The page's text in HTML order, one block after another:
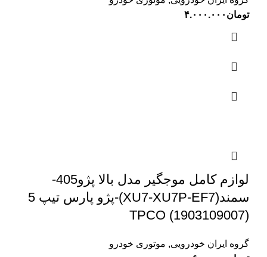
تومان ۴.۰۰۰.۰۰۰
لوازم کامل موجگیر مدل بالا پژو405-
سمند(XU7-XU7P-EF7)-پژو پارس تیپ 5
TPCO (1903109007)
گروه ایران خودرویی, موتوری خودرو